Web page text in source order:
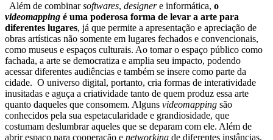
Além de combinarsoftwares, designere informática, o
videomapping é uma poderosa forma de levar a arte para
diferentes lugares, já que permite a apresentação e apreciação de
obras artísticas não somente em lugares fechados e convencionais,
como museus e espaços culturais. Ao tomar o espaço público como
fachada, a arte se democratiza e amplia seu impacto, podendo
acessar diferentes audiências e também se insere como parte da
cidade. O universo digital, portanto, cria formas de interatividade
inusitadas e aguça a criatividade tanto de quem produz essa arte
quanto daqueles que consomem. Alguns videomapping são
conhecidos pela sua espetacularidade e grandiosidade, que
costumam deslumbrar aqueles que se deparam com ele. Além de
abrir espaço para cooperação e networking de diferentes instâncias,